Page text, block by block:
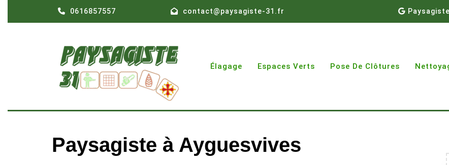
0616857557 contact@paysagiste-31.fr
Élagage Espaces Verts Pose De Clôtures
Paysagiste à Ayguesvives